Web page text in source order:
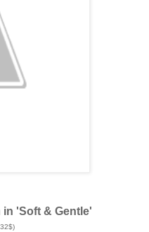
in 'Soft & Gentle'